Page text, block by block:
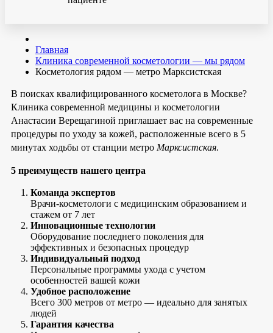
Главная
Клиника современной косметологии — мы рядом
Косметология рядом — метро Марксистская
В поисках квалифицированного косметолога в Москве?
Клиника современной медицины и косметологии
Анастасии Верещагиной приглашает вас на современные
процедуры по уходу за кожей, расположенные всего в 5
минутах ходьбы от станции метро Марксистская.
5 преимуществ нашего центра
Команда экспертов
Врачи-косметологи с медицинским образованием и
стажем от 7 лет
Инновационные технологии
Оборудование последнего поколения для
эффективных и безопасных процедур
Индивидуальный подход
Персональные программы ухода с учетом
особенностей вашей кожи
Удобное расположение
Всего 300 метров от метро — идеально для занятых
людей
Гарантия качества